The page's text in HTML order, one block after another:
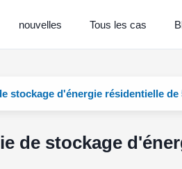
nouvelles Tous les cas
stockage d'énergie résidentielle de
de stockage